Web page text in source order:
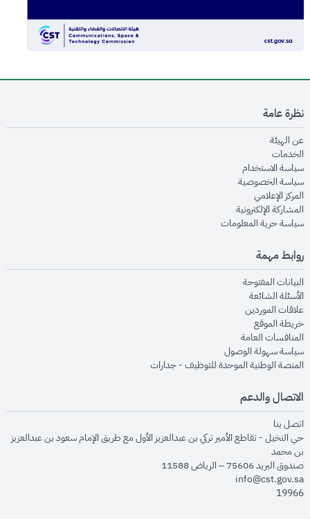
نظرة عامة
عن الهيئةopens in new window
الخدماتopens in new window
سياسة الاستخدام
سياسة الخصوصيةopens in new window
المركز الإعلاميopens in new window
المشاركة الإلكترونيةopens in new window
سياسة حرية المعلوماتopens in new window
روابط مهمة
البيانات المفتوحةopens in new window
الأسئلة الشائعةopens in new window
علاقات الموردينopens in new window
خريطة الموقعopens in new window
المنافسات العامةopens in new window
سياسة سهولة الوصولopens in new window
المنصة الوطنية الموحدة للتوظيف - جداراتopens in new window
الاتصال والدعم
اتصل بنا
حي النخيل - تقاطع الأمير تركي بن عبدالعزيز الأول مع طريق الإمام سعود بن عبدالعزيز
بن محمد
صندوق البريد 75606 – الرياض 11588
info@cst.gov.sa
19966